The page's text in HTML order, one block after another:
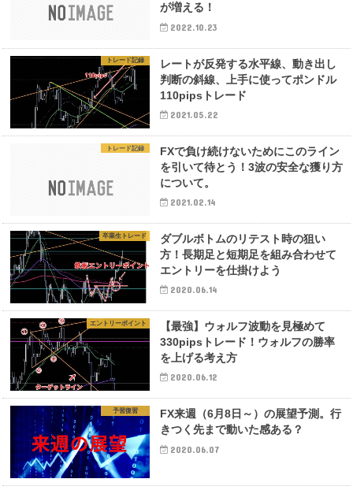
が増える！
2022.10.23
トレード記録
レートが反発する水平線、動き出し
判断の斜線、上手に使ってポンドル
110pipsトレード
2021.05.22
トレード記録
FXで負け続けないためにこのライン
を引いて待とう！3波の安全な獲り方
について。
2021.02.14
卒業生トレード
ダブルボトムのリテスト時の狙い
方！長期足と短期足を組み合わせて
エントリーを仕掛けよう
2020.06.14
エントリーポイント
【最強】ウォルフ波動を見極めて
330pipsトレード！ウォルフの勝率
を上げる考え方
2020.06.12
予習復習
FX来週（6月8日～）の展望予測。行
きつく先まで動いた感ある？
2020.06.07